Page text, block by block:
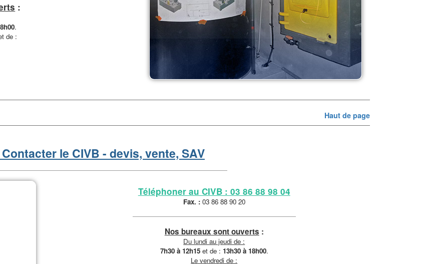
:
.
de :
Haut de page
le CIVB - devis, vente, SAV
Téléphoner au CIVB : 03 86 88 98 04
Fax. :03 86 88 90 20
Nos bureaux sont ouverts :
Du lundi au jeudi de :
7h30 à 12h15et de : 13h30 à 18h00.
Le vendredi de :